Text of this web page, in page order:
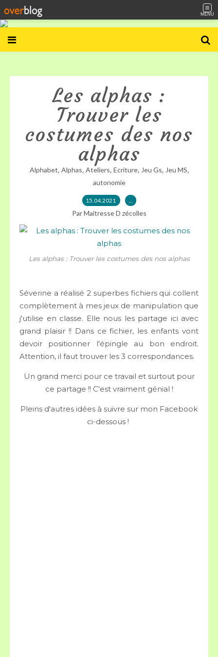
MENU
Les alphas :
Trouver les
costumes des nos
alphas
Alphabet, Alphas, Ateliers, Ecriture, Jeu Gs, Jeu MS,
autonomie
15.04.2021 …
Par Maitresse D zécolles
Les alphas : Trouver les costumes des nos alphas
Séverine a réalisé 2 superbes fichiers qui collent
complètement à mes jeux de manipulation que
j'utilise en classe. Elle nous les partage ici avec
grand plaisir !! Dans ce fichier, les enfants vont
devoir positionner l'épingle au bon endroit.
Attention, il faut trouver les 3 correspondances.
Un grand merci pour ce travail et surtout pour
ce partage !! C'est vraiment génial !
Pleins d'autres idées à suivre sur mon Facebook
ci-dessous !